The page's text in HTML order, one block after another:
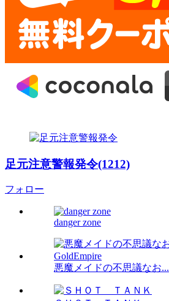
足元注意警報発令(1212)
フォロー
danger zone
悪魔メイドの不思議なお...